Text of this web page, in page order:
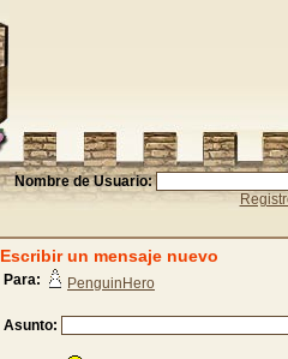
Nombre de Usuario:
Escribir un mensaje nuevo
Para: PenguinHero
Asunto: